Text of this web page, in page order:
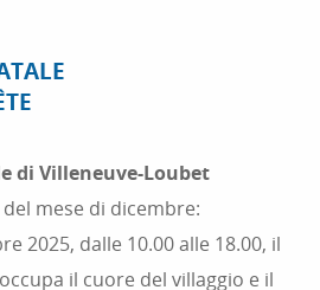
degli eventi 100% gratuiti
Azzurra.
di Villeneuve-Loubet
mese di dicembre:
2025, dalle 10.00 alle 18.00, il
occupa il cuore del villaggio e il